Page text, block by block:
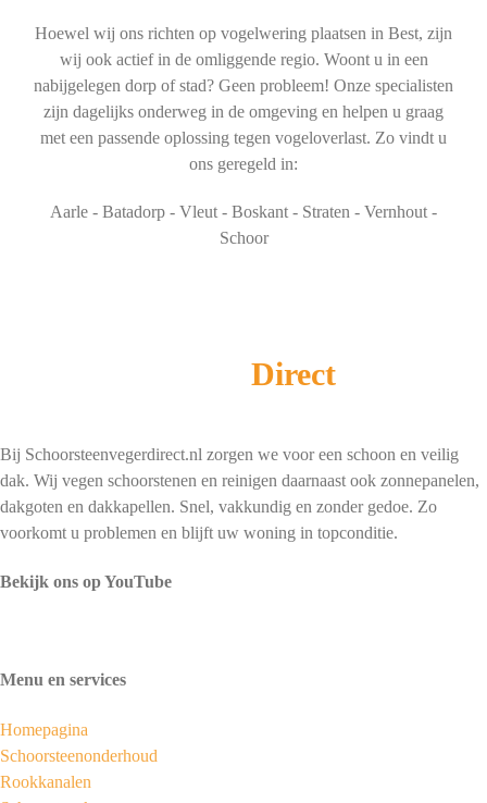
Hoewel wij ons richten op vogelwering plaatsen in Best, zijn
wij ook actief in de omliggende regio. Woont u in een
nabijgelegen dorp of stad? Geen probleem! Onze specialisten
zijn dagelijks onderweg in de omgeving en helpen u graag
met een passende oplossing tegen vogeloverlast. Zo vindt u
ons geregeld in:
Aarle - Batadorp - Vleut - Boskant - Straten - Vernhout -
Schoor
Direct
Bij Schoorsteenvegerdirect.nl zorgen we voor een schoon en veilig
dak. Wij vegen schoorstenen en reinigen daarnaast ook zonnepanelen,
dakgoten en dakkapellen. Snel, vakkundig en zonder gedoe. Zo
voorkomt u problemen en blijft uw woning in topconditie.
Bekijk ons op YouTube
Menu en services
Homepagina
Schoorsteenonderhoud
Rookkanalen